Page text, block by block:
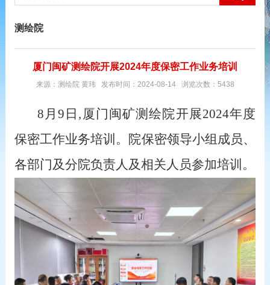
测绘院
厦门闽矿测绘院开展2024年度保密工作业务培训
来源：测绘院 黄玮 发布时间：2024-08-14 浏览次数：5438
8 月9日,厦门闽矿测绘院开展2024年度
保密工作业务培训。院保密领导小组成员、
各部门及分院负责人及相关人员参加培训。